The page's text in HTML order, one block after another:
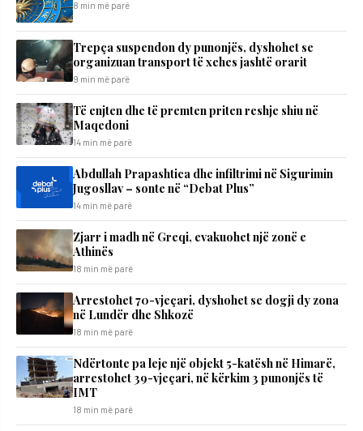
8 min më parë
Trepça suspendon dy punonjës, dyshohet se
organizuan transport të xehes jashtë orarit
9 min më parë
Të enjten dhe të premten priten reshje shiu në
Maqedoni
14 min më parë
Abdullah Prapashtica dhe infiltrimi në Sigurimin
Jugosllav – sonte në “Debat Plus”
14 min më parë
Zjarr i madh në Greqi, evakuohet një zonë e
Athinës
18 min më parë
Arrestohet 70-vjeçari, dyshohet se dogji dy zona
në Lundër dhe Shkozë
18 min më parë
Ndërtonte pa leje një objekt 5-katësh në Himarë,
arrestohet 39-vjeçari, në kërkim 3 punonjës të
IMT
18 min më parë